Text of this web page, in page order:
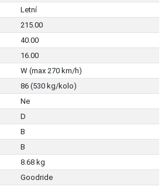
Letní
215.00
40.00
16.00
W (max 270 km/h)
86 (530 kg/kolo)
Ne
D
B
B
8.68 kg
Goodride